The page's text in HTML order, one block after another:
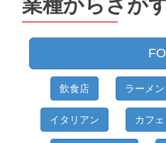
ら
さ
が
飲食店 ラーメン
イタリアン カフ